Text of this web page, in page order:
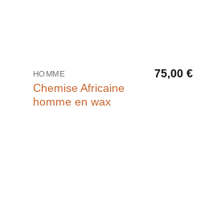
HOMME
Chemise Africaine
homme en wax
75,00€